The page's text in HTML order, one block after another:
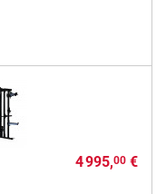
4 995,00€